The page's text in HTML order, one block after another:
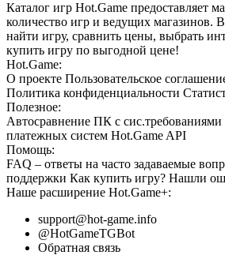
Каталог игр Hot.Game предоставляет
количество игр и ведущих магазинов.
найти игру, сравнить цены, выбрать
купить игру по выгодной цене!
Hot.Game:
О проекте Пользовательское
Политика конфиденциальности
Полезное:
Автосравнение ПК с сис.требованиями
платежных систем Hot.Game API
Помощь:
FAQ – ответы на часто задаваемые
поддержки Как купить игру? Нашли
Наше расширение Hot.Game+:
support@hot-game.info
@HotGameTGBot
Обратная связь